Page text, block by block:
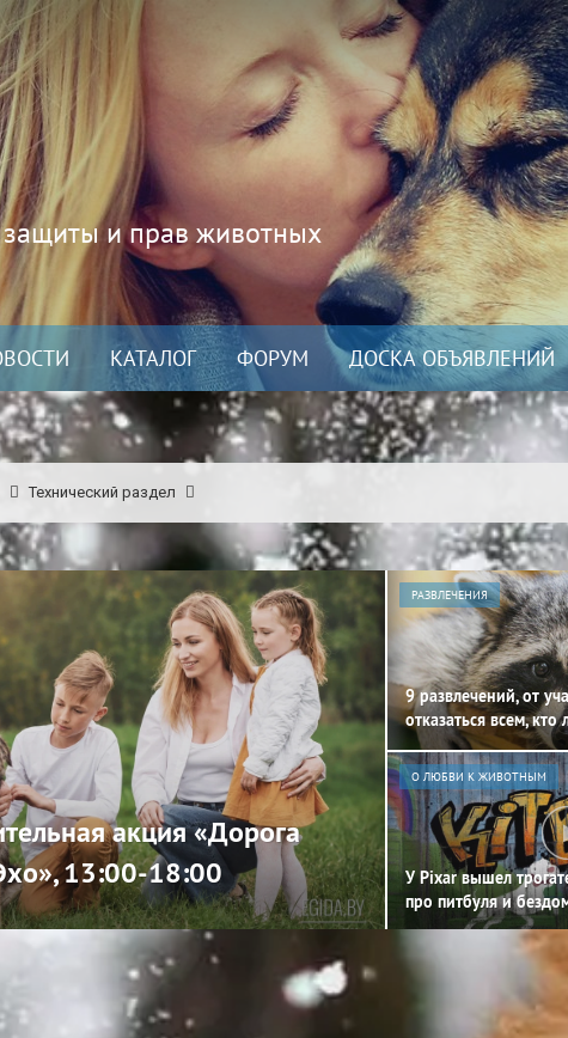
защиты и прав животных
КАТАЛОГ ФОРУМ ДОСКА ОБЪЯВЛЕНИЙ
Технический раздел
акция «Дорога
13:00-18:00
РАЗВЛЕЧЕНИЯ
9 развлечений, от
отказаться всем,
О ЛЮБВИ К ЖИВОТНЫМ
У Pixar вышел
про питбуля и